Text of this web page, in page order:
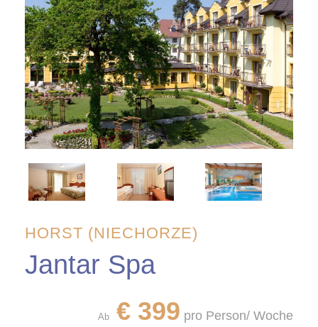
HORST (NIECHORZE)
Jantar Spa
Ab € 399 pro Person/ Woche